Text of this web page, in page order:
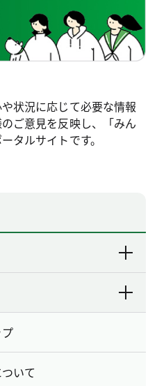
状況に応じて必要な情報
ご意見を反映し、「みん
タルサイトです。
いて